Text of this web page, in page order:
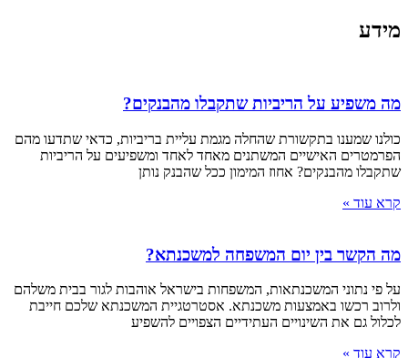
מידע
מה משפיע על הריביות שתקבלו מהבנקים?
כולנו שמענו בתקשורת שהחלה מגמת עליית בריביות, כדאי שתדעו מהם
הפרמטרים האישיים המשתנים מאחד לאחד ומשפיעים על הריביות
שתקבלו מהבנקים? אחוז המימון ככל שהבנק נותן
קרא עוד »
מה הקשר בין יום המשפחה למשכנתא?
על פי נתוני המשכנתאות, המשפחות בישראל אוהבות לגור בבית משלהם
ולרוב רכשו באמצעות משכנתא. אסטרטגיית המשכנתא שלכם חייבת
לכלול גם את השינויים העתידיים הצפויים להשפיע
קרא עוד »